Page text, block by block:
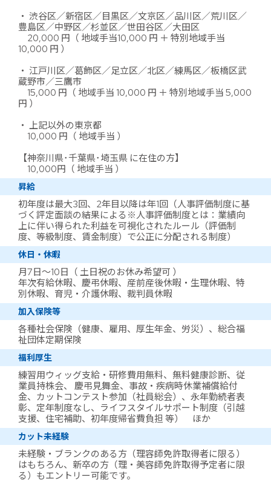
・ 渋谷区／新宿区／目黒区／文京区／品川区／荒川区／
豊島区／中野区／杉並区／世田谷区／大田区
20,000 円（ 地域手当10,000 円 ＋ 特別地域手当
10,000 円 ）
・ 江戸川区／葛飾区／足立区／北区／練馬区／板橋区武
蔵野市／三鷹市
15,000 円（ 地域手当 10,000 円 ＋ 特別地域手当 5,000
円 ）
・ 上記以外の東京都
10,000 円（ 地域手当 ）
【神奈川県･千葉県･埼玉県 に在住の方】
10,000円（ 地域手当 ）
昇給
初年度は最大3回、2年目以降は年1回（人事評価制度に基
づく評定面談の結果による※人事評価制度とは：業績向
上に伴い得られた利益を可視化されたルール（評価制
度、等級制度、賃金制度）で公正に分配される制度）
休日・休暇
月7日～10日（ 土日祝のお休み希望可 ）
年次有給休暇、慶弔休暇、産前産後休暇・生理休暇、特
別休暇、育児・介護休暇、裁判員休暇
加入保険等
各種社会保険（健康、雇用、厚生年金、労災）、総合福
祉団体定期保険
福利厚生
練習用ウィッグ支給・研修費用無料、無料健康診断、従
業員持株会、 慶弔見舞金、事故・疾病時休業補償給付
金、カットコンテスト参加（社員総会）、永年勤続者表
彰、定年制度なし、ライフスタイルサポート制度（引越
支援、住宅補助、初年度帰省費負担 等） ほか
カット未経験
未経験・ブランクのある方（理容師免許取得者に限る）
はもちろん、新卒の方（理・美容師免許取得予定者に限
る）もエントリー可能です。